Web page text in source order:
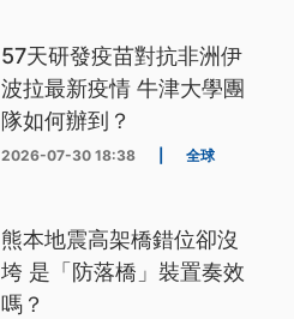
57天研發疫苗對抗非洲伊
波拉最新疫情 牛津大學團
隊如何辦到？
2026-07-30 18:38 全球
熊本地震高架橋錯位卻沒
垮 是「防落橋」裝置奏效
嗎？